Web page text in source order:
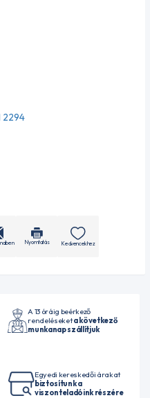
2294
Nyomtatás Kedvencekhez
A 13 óráig beérkező
rendeléseketa következő
munkanap szállítjuk
Egyedi kereskedői árakat
biztosítunk a
viszonteladóink részére